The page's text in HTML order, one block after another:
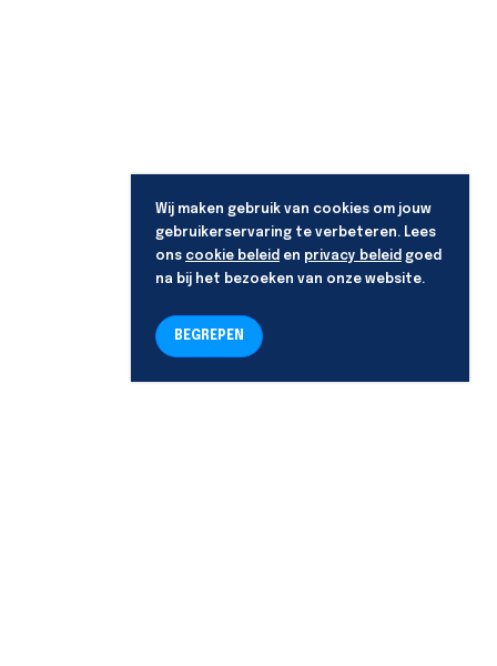
Wij maken gebruik van cookies om jouw
gebruikerservaring te verbeteren. Lees
ons cookie beleid en privacy beleid goed
na bij het bezoeken van onze website.
BEGREPEN